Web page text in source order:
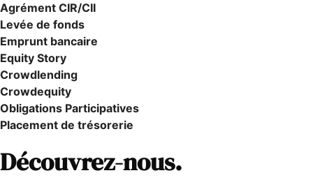
Agrément CIR/CII
Levée de fonds
Emprunt bancaire
Equity Story
Crowdlending
Crowdequity
Obligations Participatives
Placement de trésorerie
Découvrez-nous.